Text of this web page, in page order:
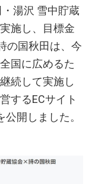
湯沢 雪中貯蔵
施し、目標金
の国秋田は、今
国に広めるた
続して実施し
するECサイト
開しました。